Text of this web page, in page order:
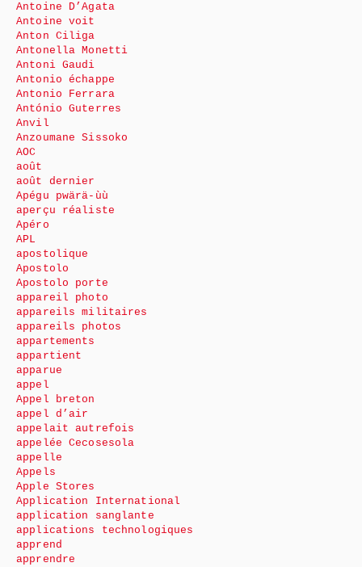
Antoine D’Agata
Antoine voit
Anton Ciliga
Antonella Monetti
Antoni Gaudi
Antonio échappe
Antonio Ferrara
António Guterres
Anvil
Anzoumane Sissoko
AOC
août
août dernier
Apégu pwärä-ùù
aperçu réaliste
Apéro
APL
apostolique
Apostolo
Apostolo porte
appareil photo
appareils militaires
appareils photos
appartements
appartient
apparue
appel
Appel breton
appel d’air
appelait autrefois
appelée Cecosesola
appelle
Appels
Apple Stores
Application International
application sanglante
applications technologiques
apprend
apprendre